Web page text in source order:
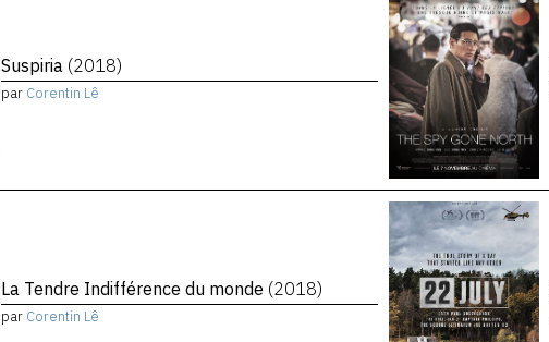
Suspiria (2018)
par Corentin Lê
La Tendre Indifférence du monde (2018)
par Corentin Lê